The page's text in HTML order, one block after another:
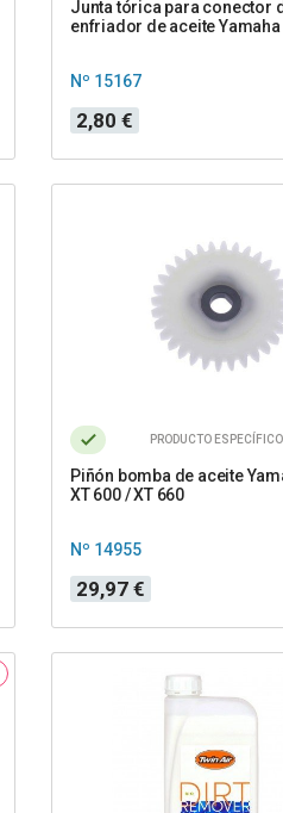
Junta tórica para conector
enfriador de aceite Yamaha
Nº 15167
Precio
2,80 €
PRODUCTO ESPECÍFICO
Piñón bomba de aceite
XT 600 / XT 660
Nº 14955
Precio
29,97 €